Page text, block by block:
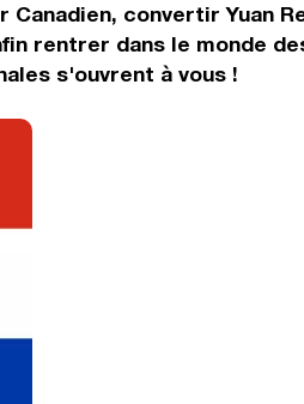
Canadien, convertir Yuan
rentrer dans le monde
s'ouvrent à vous !